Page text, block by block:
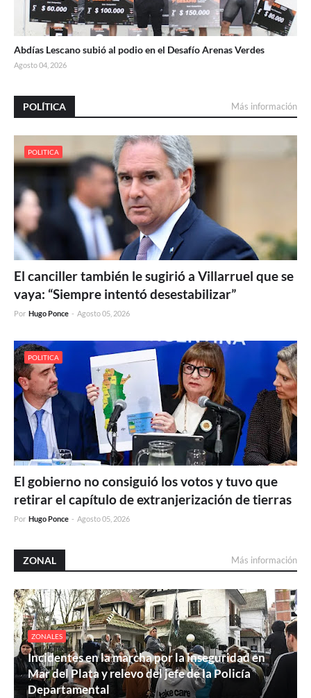
Abdías Lescano subió al podio en el Desafío Arenas Verdes
Agosto 04, 2026
POLÍTICA Más información
POLITICA
El canciller también le sugirió a Villarruel que se
vaya: “Siempre intentó desestabilizar”
Por Hugo Ponce - Agosto 05, 2026
POLITICA
El gobierno no consiguió los votos y tuvo que
retirar el capítulo de extranjerización de tierras
Por Hugo Ponce - Agosto 05, 2026
ZONAL Más información
ZONALES
Incidentes en la marcha por la inseguridad en
Mar del Plata y relevo del jefe de la Policía
Departamental